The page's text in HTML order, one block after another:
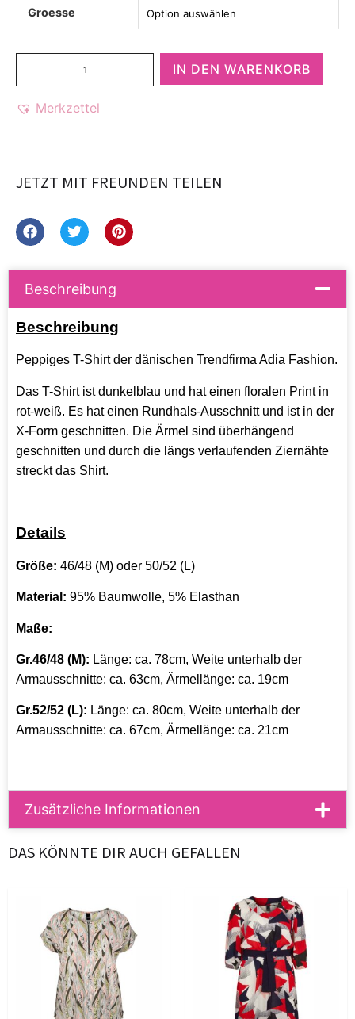
Groesse
IN DEN WARENKORB
Merkzettel
JETZT MIT FREUNDEN TEILEN
Beschreibung
Beschreibung
Peppiges T-Shirt der dänischen Trendfirma Adia Fashion.
Das T-Shirt ist dunkelblau und hat einen floralen Print in
rot-weiß. Es hat einen Rundhals-Ausschnitt und ist in der
X-Form geschnitten. Die Ärmel sind überhängend
geschnitten und durch die längs verlaufenden Ziernähte
streckt das Shirt.
Details
Größe: 46/48 (M) oder 50/52 (L)
Material: 95% Baumwolle, 5% Elasthan
Maße:
Gr.46/48 (M): Länge: ca. 78cm, Weite unterhalb der
Armausschnitte: ca. 63cm, Ärmellänge: ca. 19cm
Gr.52/52 (L): Länge: ca. 80cm, Weite unterhalb der
Armausschnitte: ca. 67cm, Ärmellänge: ca. 21cm
Zusätzliche Informationen
DAS KÖNNTE DIR AUCH GEFALLEN